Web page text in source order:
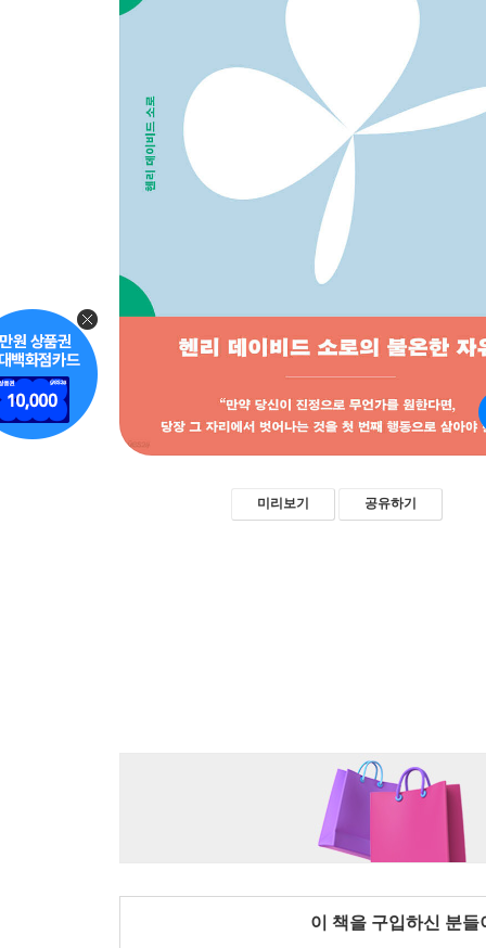
미리보기 공유하기
이 책을 구입하신 분